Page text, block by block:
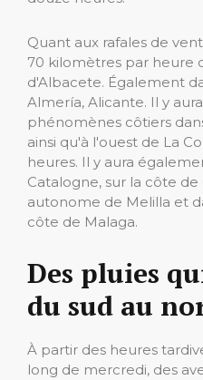
Quant aux rafales de
70 kilomètres par heure
d'Albacete. Également
Almería, Alicante. Il y
phénomènes côtiers
ainsi qu'à l'ouest de La
heures. Il y aura
Catalogne, sur la côte de
autonome de Melilla et
côte de Malaga.
Des pluies
du sud au
À partir des heures
long de mercredi, des